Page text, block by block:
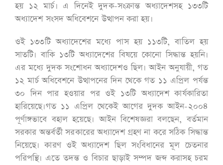
হয় ১২ মার্চ। এ দিনেই দুদক-সংক্রান্ত অধ্যাদেশসহ ১৩৩টি
অধ্যাদেশ সংসদ অধিবেশনে উত্থাপন করা হয়।
ওই ১৩৩টি অধ্যাদেশের মধ্যে পাস হয় ১১৩টি, বাতিল হয়
সাতটি। বাকি ১৩টি অধ্যাদেশের বিষয়ে কোনো সিদ্ধান্ত হয়নি।
এর মধ্যে দুদক সংশোধন অধ্যাদেশও ছিল। আইন অনুযায়ী, গত
১২ মার্চ অধিবেশনে উত্থাপনের দিন থেকে গত ১১ এপ্রিল পর্যন্ত
৩০ দিন পার হওয়ার পর ওই ১৩টি অধ্যাদেশ কার্যকারিতা
হারিয়েছে।গত ১১ এপ্রিল থেকেই আগের দুদক আইন-২০০৪
পূর্ণাঙ্গভাবে বহাল হয়েছে। আইন বিশেষজ্ঞরা বলছেন, বর্তমান
সরকার অন্তর্বর্তী সরকারের অধ্যাদেশ গ্রহণ না করে সঠিক সিদ্ধান্ত
নিয়েছে। কারণ ওই অধ্যাদেশ ছিল সংবিধানের মূল চেতনার
পরিপন্থি। এতে তদন্ত ও বিচার ছাড়াই সম্পদ জব্দ করাসহ চরম